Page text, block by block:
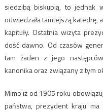
siedzibą biskupią, to jednak
odwiedzała tamtejszą
kapituły. Ostatnia wizyta
dość dawno. Od czasów
tam żaden z jego
kanonika oraz związany z tym
Mimo iż od 1905 roku
państwa, prezydent kraju